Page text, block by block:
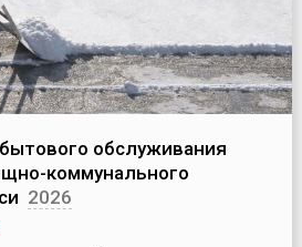
обслуживания
коммунального
2026